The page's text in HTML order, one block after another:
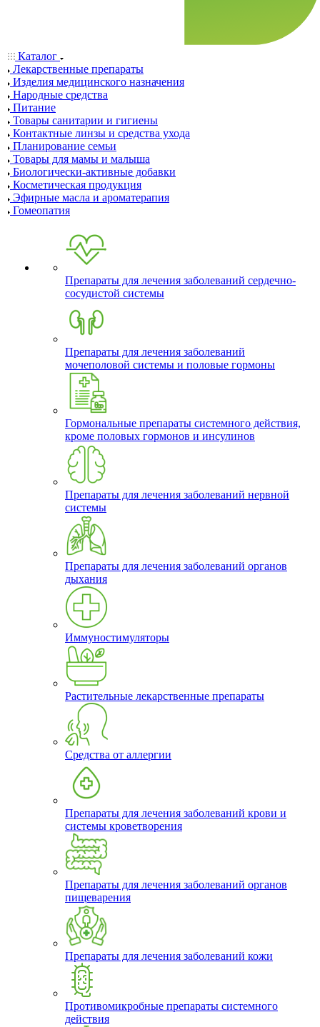
Каталог
Лекарственные препараты
Изделия медицинского назначения
Народные средства
Питание
Товары санитарии и гигиены
Контактные линзы и средства ухода
Планирование семьи
Товары для мамы и малыша
Биологически-активные добавки
Косметическая продукция
Эфирные масла и ароматерапия
Гомеопатия
Препараты для лечения заболеваний сердечно-
сосудистой системы
Препараты для лечения заболеваний
мочеполовой системы и половые гормоны
Гормональные препараты системного действия,
кроме половых гормонов и инсулинов
Препараты для лечения заболеваний нервной
системы
Препараты для лечения заболеваний органов
дыхания
Иммуностимуляторы
Растительные лекарственные препараты
Средства от аллергии
Препараты для лечения заболеваний крови и
системы кроветворения
Препараты для лечения заболеваний органов
пищеварения
Препараты для лечения заболеваний кожи
Противомикробные препараты системного
действия